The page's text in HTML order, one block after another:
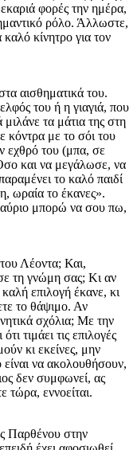
φορές την ημέρα,
ρόλο. Άλλωστε,
καλό κίνητρο για τον
αισθηματικά του.
του ή η γιαγιά, που
τα μάτια της στη
κόντρα με το σόι του
εχθρό του (μπα, σε
και να μεγάλωσε, να
το καλό παιδί
ωραία το έκανες».
αύριο μπορώ να σου πω,
Λέοντα; Και,
τη γνώμη σας; Κι αν
επιλογή έκανε, κι
το θάψιμο. Αν
σχόλια; Με την
τιμάει τις επιλογές
κι εκείνες, μην
να ακολουθήσουν,
δεν συμφωνεί, ας
τώρα, εννοείται.
Παρθένου στην